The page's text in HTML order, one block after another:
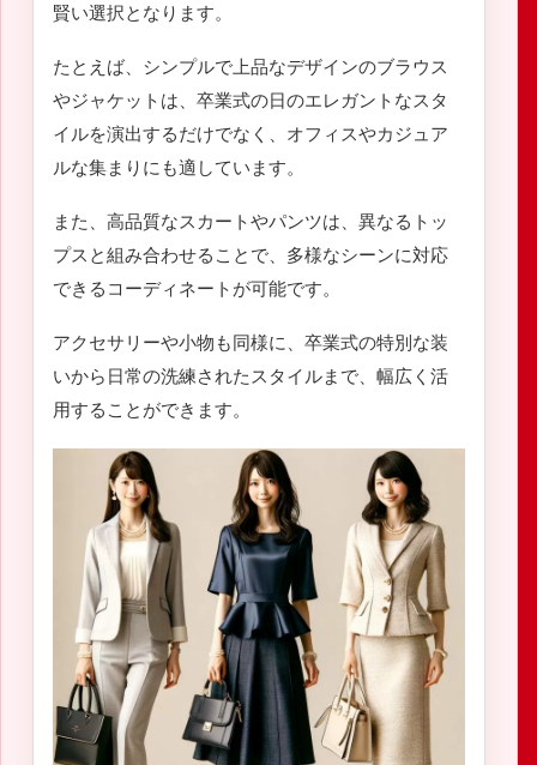
賢い選択となります。
たとえば、シンプルで上品なデザインのブラウス
やジャケットは、卒業式の日のエレガントなスタ
イルを演出するだけでなく、オフィスやカジュア
ルな集まりにも適しています。
また、高品質なスカートやパンツは、異なるトッ
プスと組み合わせることで、多様なシーンに対応
できるコーディネートが可能です。
アクセサリーや小物も同様に、卒業式の特別な装
いから日常の洗練されたスタイルまで、幅広く活
用することができます。